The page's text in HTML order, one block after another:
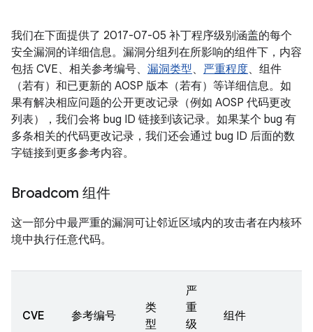
我们在下面提供了 2017-07-05 补丁程序级别涵盖的每个
安全漏洞的详细信息。漏洞分组列在所影响的组件下，内容
包括 CVE、相关参考编号、 漏洞类型、 严重程度、组件
（若有）和已更新的 AOSP 版本（若有）等详细信息。如
果有解决相应问题的公开更改记录（例如 AOSP 代码更改
列表），我们会将 bug ID 链接到该记录。如果某个 bug 有
多条相关的代码更改记录，我们还会通过 bug ID 后面的数
字链接到更多参考内容。
Broadcom 组件
这一部分中最严重的漏洞可让邻近区域内的攻击者在内核环
境中执行任意代码。
CVE 参考编号
类
型
严
重
级
组件